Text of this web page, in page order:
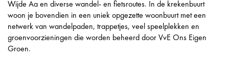
Wijde Aa en diverse wandel- en fietsroutes. In de krekenbuurt
woon je bovendien in een uniek opgezette woonbuurt met een
netwerk van wandelpaden, trappetjes, veel speelplekken en
groenvoorzieningen die worden beheerd door VvE Ons Eigen
Groen.